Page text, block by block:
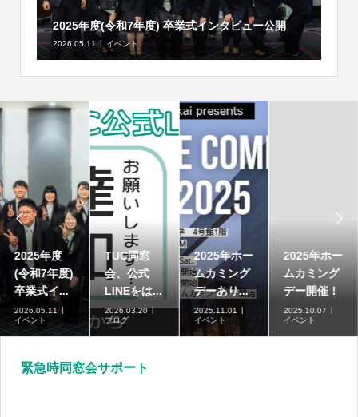
2025年度(令和7年度) 卒業式インタビュー公開
2026.05.11 イベント

2025年度
(令和7年度)
卒業式イ...
2026.05.11
イベント
TUC同窓
会、公式
LINEをは...
2026.03.20
ブログ
2025年ホー
ムカミング
デーあり...
2025.11.01
イベント
2025年ホー
ムカミング
デー開催！
2025.10.07
イベント

緊急時同窓会サポート